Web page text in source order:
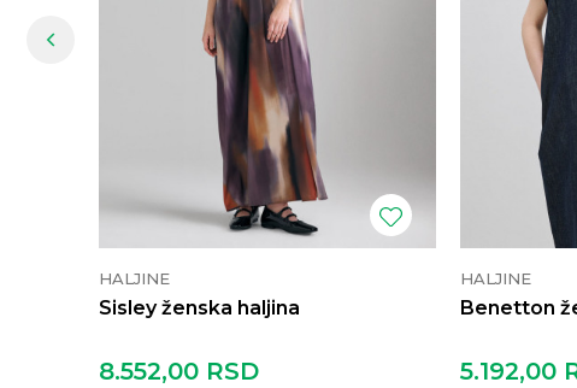
HALJINE
Sisley ženska haljina
8.552,00 RSD
HALJINE
Benetton
5.192,00